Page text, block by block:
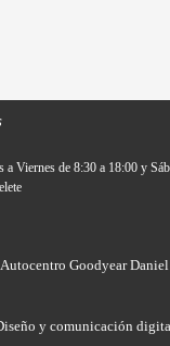
a Viernes de 8:30 a 18:00 y
Goodyear
y comunicación